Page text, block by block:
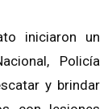
iniciaron un
Policía
y brindar